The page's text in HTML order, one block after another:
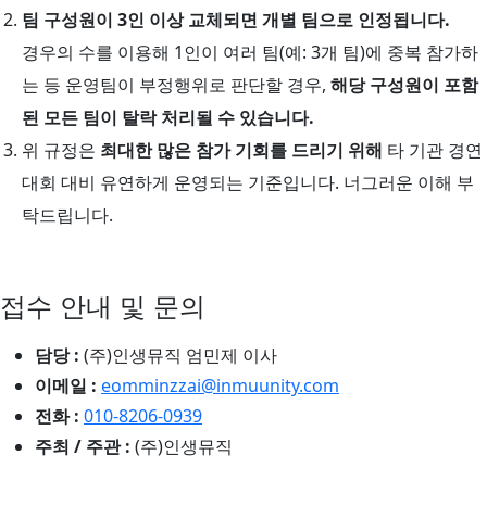
팀 구성원이 3인 이상 교체되면 개별 팀으로 인정됩니다.
경우의 수를 이용해 1인이 여러 팀(예: 3개 팀)에 중복 참가하
는 등 운영팀이 부정행위로 판단할 경우, 해당 구성원이 포함
된 모든 팀이 탈락 처리될 수 있습니다.
위 규정은 최대한 많은 참가 기회를 드리기 위해 타 기관 경연
대회 대비 유연하게 운영되는 기준입니다. 너그러운 이해 부
탁드립니다.
접수 안내 및 문의
담당 : (주)인생뮤직 엄민제 이사
이메일 : eomminzzai@inmuunity.com
전화 : 010-8206-0939
주최 / 주관 : (주)인생뮤직